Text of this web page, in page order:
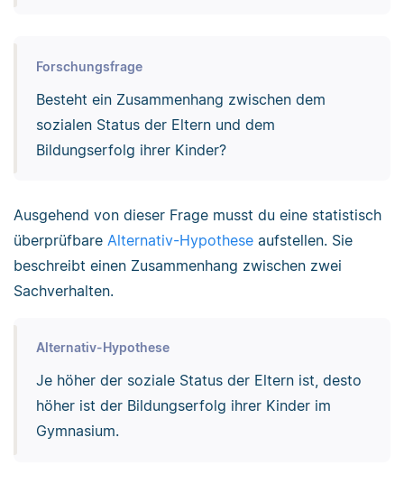
Forschungsfrage
Besteht ein Zusammenhang zwischen dem
sozialen Status der Eltern und dem
Bildungserfolg ihrer Kinder?
Ausgehend von dieser Frage musst du eine statistisch
überprüfbare Alternativ-Hypothese aufstellen. Sie
beschreibt einen Zusammenhang zwischen zwei
Sachverhalten.
Alternativ-Hypothese
Je höher der soziale Status der Eltern ist, desto
höher ist der Bildungserfolg ihrer Kinder im
Gymnasium.